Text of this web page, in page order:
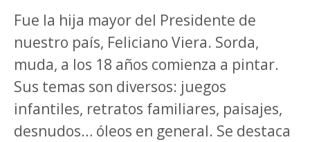
Fue la hija mayor del Presidente de
nuestro país, Feliciano Viera. Sorda,
muda, a los 18 años comienza a pintar.
Sus temas son diversos: juegos
infantiles, retratos familiares, paisajes,
desnudos… óleos en general. Se destaca